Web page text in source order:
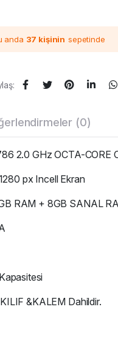
anda 37 kişinin sepetinde
(0)
2.0 GHz OCTA-CORE
px Incell Ekran
RAM + 8GB SANAL
&KALEM Dahildir.